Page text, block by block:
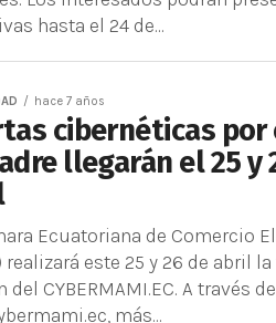
hasta el 24 de...
hace 7 años
cibernéticas por
llegarán el 25 y
Ecuatoriana de Comercio
realizará este 25 y 26 de abril
del CYBERMAMI.EC. A través
más...